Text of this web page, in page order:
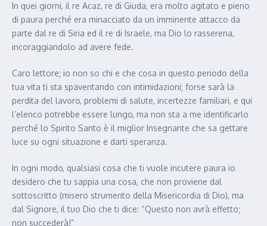
In quei giorni, il re Acaz, re di Giuda, era molto agitato e pieno
di paura perché era minacciato da un imminente attacco da
parte dal re di Siria ed il re di Israele, ma Dio lo rasserena,
incoraggiandolo ad avere fede.
Caro lettore; io non so chi e che cosa in questo periodo della
tua vita ti sta spaventando con intimidazioni; forse sarà la
perdita del lavoro, problemi di salute, incertezze familiari, e qui
l’elenco potrebbe essere lungo, ma non sta a me identificarlo
perché lo Spirito Santo è il miglior Insegnante che sa gettare
luce su ogni situazione e darti speranza.
In ogni modo, qualsiasi cosa che ti vuole incutere paura io
desidero che tu sappia una cosa, che non proviene dal
sottoscritto (misero strumento della Misericordia di Dio), ma
dal Signore, il tuo Dio che ti dice: “Questo non avrà effetto;
non succederà!”